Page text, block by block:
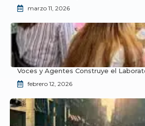
marzo 11, 2026
Voces y Agentes Construye el
febrero 12, 2026